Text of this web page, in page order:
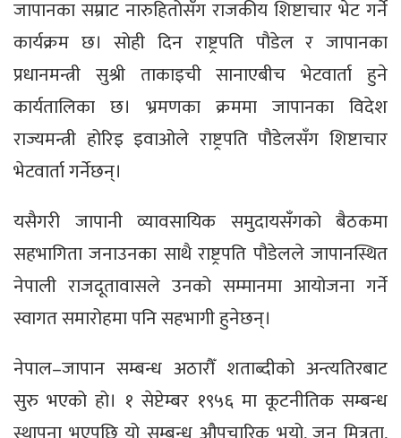
जापानका सम्राट नारुहितोसँग राजकीय शिष्टाचार भेट गर्ने
कार्यक्रम छ। सोही दिन राष्ट्रपति पौडेल र जापानका
प्रधानमन्त्री सुश्री ताकाइची सानाएबीच भेटवार्ता हुने
कार्यतालिका छ। भ्रमणका क्रममा जापानका विदेश
राज्यमन्त्री होरिइ इवाओले राष्ट्रपति पौडेलसँग शिष्टाचार
भेटवार्ता गर्नेछन्।
यसैगरी जापानी व्यावसायिक समुदायसँगको बैठकमा
सहभागिता जनाउनका साथै राष्ट्रपति पौडेलले जापानस्थित
नेपाली राजदूतावासले उनको सम्मानमा आयोजना गर्ने
स्वागत समारोहमा पनि सहभागी हुनेछन्।
नेपाल–जापान सम्बन्ध अठारौँ शताब्दीको अन्त्यतिरबाट
सुरु भएको हो। १ सेप्टेम्बर १९५६ मा कूटनीतिक सम्बन्ध